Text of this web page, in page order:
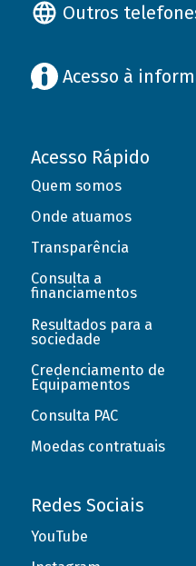
Outros
Acesso à
Acesso Rápido
Quem somos
Onde atuamos
Transparência
Consulta a
financiamentos
Resultados para a
sociedade
Credenciamento de
Equipamentos
Consulta PAC
Moedas contratuais
Redes Sociais
YouTube